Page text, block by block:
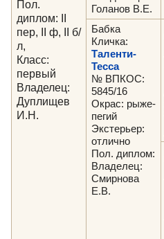
Пол.
диплом: II
пер, II ф, II б/
л,
Класс:
первый
Владелец:
Дуплищев
И.Н.
Голанов В.Е.
Бабка
Кличка:
Таленти-
Тесса
№ ВПКОС:
5845/16
Окрас: рыже-
пегий
Экстерьер:
отлично
Пол. диплом:
Владелец:
Смирнова
Е.В.